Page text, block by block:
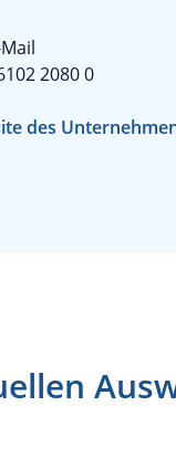
2080 0
des